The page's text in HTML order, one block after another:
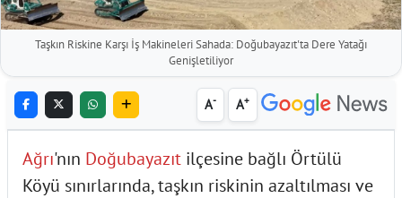
Taşkın Riskine Karşı İş Makineleri Sahada: Doğubayazıt'ta Dere Yatağı
Genişletiliyor
A- A+
Ağrı'nın Doğubayazıt ilçesine bağlı Örtülü
Köyü sınırlarında, taşkın riskinin azaltılması ve